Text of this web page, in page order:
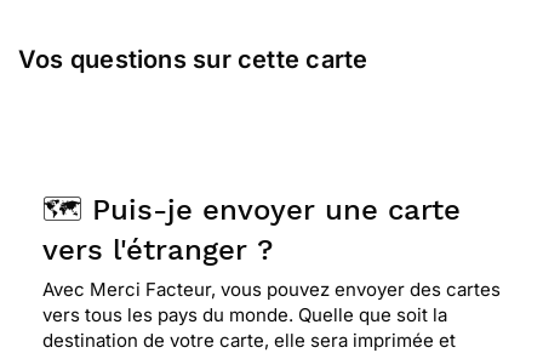
Vos questions sur cette carte
🗺️ Puis-je envoyer une carte
vers l'étranger ?
Avec Merci Facteur, vous pouvez envoyer des cartes
vers tous les pays du monde. Quelle que soit la
destination de votre carte, elle sera imprimée et